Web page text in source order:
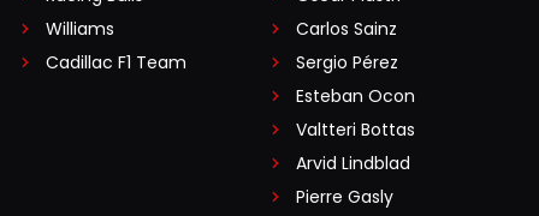
Williams
Cadillac F1 Team
Carlos Sainz
Sergio Pérez
Esteban Ocon
Valtteri Bottas
Arvid Lindblad
Pierre Gasly